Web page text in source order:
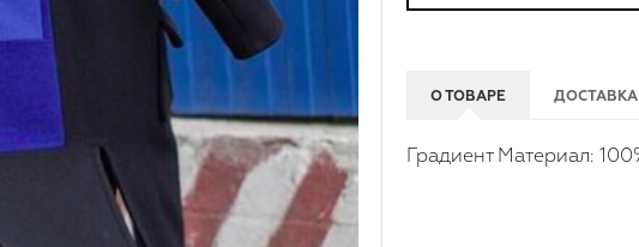
О ТОВАРЕ
Градиент Материал: